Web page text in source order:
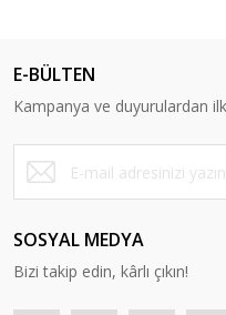
E-BÜLTEN
Kampanya ve duyurulardan
SOSYAL MEDYA
Bizi takip edin, kârlı çıkın!